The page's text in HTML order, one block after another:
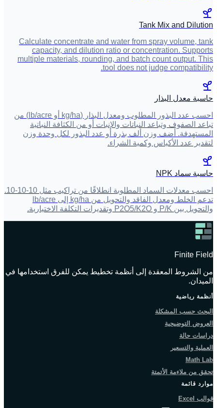
Tank Mix and Dilution
Calculate concentrate and water from spray volume, tank
capacity, and dilution ratio or concentration. Supports
multiple materials, rounding, and batch count output. This
tool does not judge compatibility.
حاسبة معدل البذار
احسب عدد البذور المطلوب ومعدل البذار (kg/ha أو lb/acre) من
تباعد الصفوف وتباعد النباتات والإنبات أو من الكثافة النباتية
المستهدفة. أضف وزن ألف بذرة أو عدد البذور لكل وحدة وزن
لتقدير عدد الأكياس وكمية الشراء.
حاسبة سماد NPK
احسب معدلات السماد المطلوبة انطلاقًا من تراكيب مثل 10-10-10.
تدعم الخلط ومعدل الفاقد والتحويل من kg/ha إلى lb/acre
والتحويل بين P/K و P2O5/K2O وتقديرات التكلفة الاختيارية.
Finite Field
من الشروط المعقدة إلى أنظمة تخطيط يمكن للفرق استخدامها في
الميدان.
أنظمة رياضية
البحث حسب المشكلة
العروض التوضيحية
دراسات حالة
العملية والتسعير
Math Lab
تحقق من ملاءمة الأتمتة
موارد قائمة
قوالب Excel